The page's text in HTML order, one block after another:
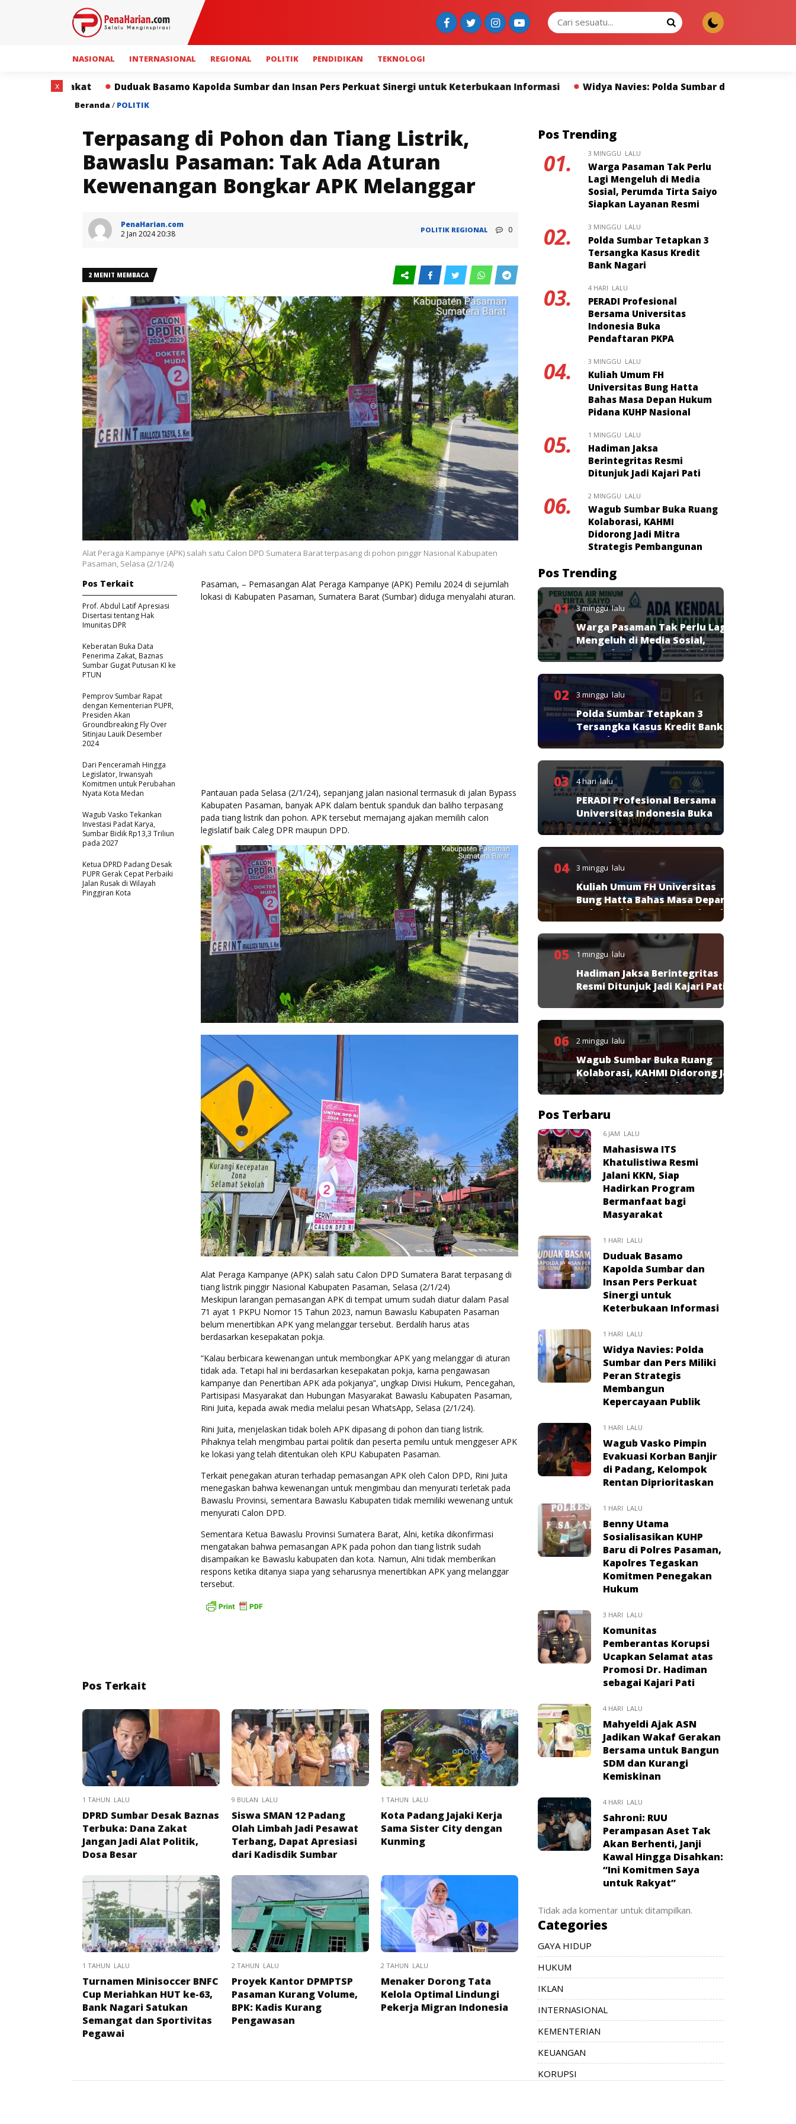
NASIONAL INTERNASIONAL REGIONAL POLITIK PENDIDIKAN TEKNOLOGI
Basamo Kapolda Sumbar dan Insan Pers Perkuat Sinergi untuk Keterbukaan Informasi Widya Navies: Polda Sumbar dan Pers Miliki Peran Strategis Membangun
Beranda / POLITIK
Terpasang di Pohon dan Tiang Listrik,
Bawaslu Pasaman: Tak Ada Aturan
Kewenangan Bongkar APK Melanggar
PenaHarian.com
2 Jan 2024 20:38
POLITIK REGIONAL 0
2 MENIT MEMBACA
Alat Peraga Kampanye (APK) salah satu Calon DPD Sumatera Barat terpasang di pohon pinggir Nasional Kabupaten
Pasaman, Selasa (2/1/24)
Pasaman, – Pemasangan Alat Peraga Kampanye (APK) Pemilu 2024 di sejumlah
lokasi di Kabupaten Pasaman, Sumatera Barat (Sumbar) diduga menyalahi aturan.
Pantauan pada Selasa (2/1/24), sepanjang jalan nasional termasuk di jalan Bypass
Kabupaten Pasaman, banyak APK dalam bentuk spanduk dan baliho terpasang
pada tiang listrik dan pohon. APK tersebut memajang ajakan memilih calon
legislatif baik Caleg DPR maupun DPD.
Alat Peraga Kampanye (APK) salah satu Calon DPD Sumatera Barat terpasang di
tiang listrik pinggir Nasional Kabupaten Pasaman, Selasa (2/1/24)
Meskipun larangan pemasangan APK di tempat umum sudah diatur dalam Pasal
71 ayat 1 PKPU Nomor 15 Tahun 2023, namun Bawaslu Kabupaten Pasaman
belum menertibkan APK yang melanggar tersebut. Berdalih harus atas
berdasarkan kesepakatan pokja.
“Kalau berbicara kewenangan untuk membongkar APK yang melanggar di aturan
tidak ada. Tetapi hal ini berdasarkan kesepakatan pokja, karna pengawasan
kampanye dan Penertiban APK ada pokjanya”, ungkap Divisi Hukum, Pencegahan,
Partisipasi Masyarakat dan Hubungan Masyarakat Bawaslu Kabupaten Pasaman,
Rini Juita, kepada awak media melalui pesan WhatsApp, Selasa (2/1/24).
Rini Juita, menjelaskan tidak boleh APK dipasang di pohon dan tiang listrik.
Pihaknya telah mengimbau partai politik dan peserta pemilu untuk menggeser APK
ke lokasi yang telah ditentukan oleh KPU Kabupaten Pasaman.
Terkait penegakan aturan terhadap pemasangan APK oleh Calon DPD, Rini Juita
menegaskan bahwa kewenangan untuk mengimbau dan menyurati terletak pada
Bawaslu Provinsi, sementara Bawaslu Kabupaten tidak memiliki wewenang untuk
menyurati Calon DPD.
Sementara Ketua Bawaslu Provinsi Sumatera Barat, Alni, ketika dikonfirmasi
mengatakan bahwa pemasangan APK pada pohon dan tiang listrik sudah
disampaikan ke Bawaslu kabupaten dan kota. Namun, Alni tidak memberikan
respons ketika ditanya siapa yang seharusnya menertibkan APK yang melanggar
tersebut.
Pos Terkait
Prof. Abdul Latif Apresiasi
Disertasi tentang Hak
Imunitas DPR
Keberatan Buka Data
Penerima Zakat, Baznas
Sumbar Gugat Putusan KI ke
PTUN
Pemprov Sumbar Rapat
dengan Kementerian PUPR,
Presiden Akan
Groundbreaking Fly Over
Sitinjau Lauik Desember
2024
Dari Penceramah Hingga
Legislator, Irwansyah
Komitmen untuk Perubahan
Nyata Kota Medan
Wagub Vasko Tekankan
Investasi Padat Karya,
Sumbar Bidik Rp13,3 Triliun
pada 2027
Ketua DPRD Padang Desak
PUPR Gerak Cepat Perbaiki
Jalan Rusak di Wilayah
Pinggiran Kota
Pos Terkait
1 TAHUN LALU
DPRD Sumbar Desak Baznas
Terbuka: Dana Zakat
Jangan Jadi Alat Politik,
Dosa Besar
9 BULAN LALU
Siswa SMAN 12 Padang
Olah Limbah Jadi Pesawat
Terbang, Dapat Apresiasi
dari Kadisdik Sumbar
1 TAHUN LALU
Kota Padang Jajaki Kerja
Sama Sister City dengan
Kunming
1 TAHUN LALU
Turnamen Minisoccer BNFC
Cup Meriahkan HUT ke-63,
Bank Nagari Satukan
Semangat dan Sportivitas
Pegawai
2 TAHUN LALU
Proyek Kantor DPMPTSP
Pasaman Kurang Volume,
BPK: Kadis Kurang
Pengawasan
2 TAHUN LALU
Menaker Dorong Tata
Kelola Optimal Lindungi
Pekerja Migran Indonesia
Pos Trending
01. 3 MINGGU LALU
Warga Pasaman Tak Perlu
Lagi Mengeluh di Media
Sosial, Perumda Tirta Saiyo
Siapkan Layanan Resmi
02. 3 MINGGU LALU
Polda Sumbar Tetapkan 3
Tersangka Kasus Kredit
Bank Nagari
03. 4 HARI LALU
PERADI Profesional
Bersama Universitas
Indonesia Buka
Pendaftaran PKPA
04. 3 MINGGU LALU
Kuliah Umum FH
Universitas Bung Hatta
Bahas Masa Depan Hukum
Pidana KUHP Nasional
05. 1 MINGGU LALU
Hadiman Jaksa
Berintegritas Resmi
Ditunjuk Jadi Kajari Pati
06. 2 MINGGU LALU
Wagub Sumbar Buka Ruang
Kolaborasi, KAHMI
Didorong Jadi Mitra
Strategis Pembangunan
Pos Trending
01 3 minggu lalu
Warga Pasaman Tak Perlu Lagi
Mengeluh di Media Sosial,
Perumda Tirta Saiyo Siapkan
Layanan Resmi
02 3 minggu lalu
Polda Sumbar Tetapkan 3
Tersangka Kasus Kredit Bank
Nagari
03 4 hari lalu
PERADI Profesional Bersama
Universitas Indonesia Buka
Pendaftaran PKPA
04 3 minggu lalu
Kuliah Umum FH Universitas
Bung Hatta Bahas Masa Depan
Hukum Pidana KUHP Nasional
05 1 minggu lalu
Hadiman Jaksa Berintegritas
Resmi Ditunjuk Jadi Kajari Pati
06 2 minggu lalu
Wagub Sumbar Buka Ruang
Kolaborasi, KAHMI Didorong Jadi
Mitra Strategis Pembangunan
Pos Terbaru
6 JAM LALU
Mahasiswa ITS
Khatulistiwa Resmi
Jalani KKN, Siap
Hadirkan Program
Bermanfaat bagi
Masyarakat
1 HARI LALU
Duduak Basamo
Kapolda Sumbar dan
Insan Pers Perkuat
Sinergi untuk
Keterbukaan Informasi
1 HARI LALU
Widya Navies: Polda
Sumbar dan Pers Miliki
Peran Strategis
Membangun
Kepercayaan Publik
1 HARI LALU
Wagub Vasko Pimpin
Evakuasi Korban Banjir
di Padang, Kelompok
Rentan Diprioritaskan
1 HARI LALU
Benny Utama
Sosialisasikan KUHP
Baru di Polres Pasaman,
Kapolres Tegaskan
Komitmen Penegakan
Hukum
3 HARI LALU
Komunitas
Pemberantas Korupsi
Ucapkan Selamat atas
Promosi Dr. Hadiman
sebagai Kajari Pati
4 HARI LALU
Mahyeldi Ajak ASN
Jadikan Wakaf Gerakan
Bersama untuk Bangun
SDM dan Kurangi
Kemiskinan
4 HARI LALU
Sahroni: RUU
Perampasan Aset Tak
Akan Berhenti, Janji
Kawal Hingga Disahkan:
“Ini Komitmen Saya
untuk Rakyat”
Tidak ada komentar untuk ditampilkan.
Categories
GAYA HIDUP
HUKUM
IKLAN
INTERNASIONAL
KEMENTERIAN
KEUANGAN
KORUPSI
x